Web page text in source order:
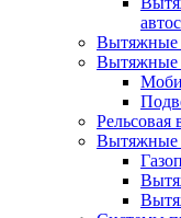
Вытяжные
Вытяжные
Рельсовая
Вытяжные